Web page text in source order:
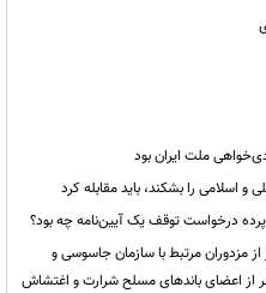
ملت ایران بود
اسلامی را بشکند، باید مقابله کرد
درخواست توقف یک آیین‌نامه چه بود؟
شناسایی و دستگیری ۲۱ نفر از مزدوران مرتبط با سازمان جاسوسی و
رژیم صهیونیستی و بازداشت ۴ نفر از اعضای باندهای مسلح شرارت و اغتشاش